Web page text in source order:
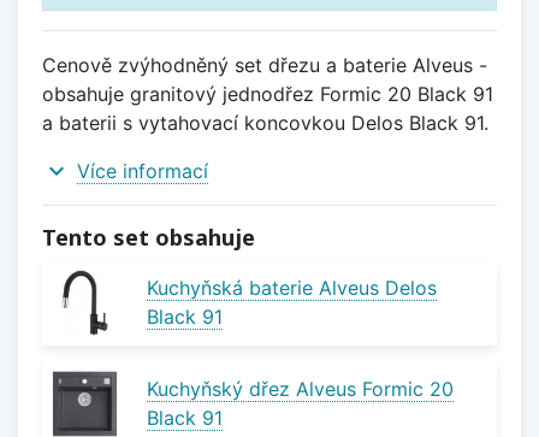
Cenově zvýhodněný set dřezu a baterie Alveus -
obsahuje granitový jednodřez Formic 20 Black 91
a baterii s vytahovací koncovkou Delos Black 91.
expand_more Více informací
Tento set obsahuje
Kuchyňská baterie Alveus Delos
Black 91
Kuchyňský dřez Alveus Formic 20
Black 91